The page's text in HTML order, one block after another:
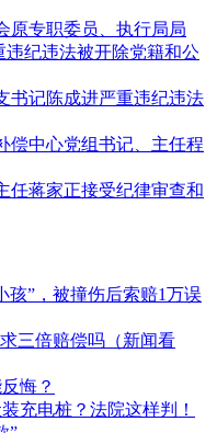
原专职委员、执行局局
纪违法被开除党籍和公
书记陈成进严重违纪违法
偿中心党组书记、主任程
任蒋家正接受纪律审查和
孩”，被撞伤后索赔1万误
三倍赔偿吗（新闻看
悔？
充电桩？法院这样判！